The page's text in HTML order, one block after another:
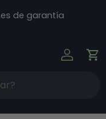
de garantía
Iniciar